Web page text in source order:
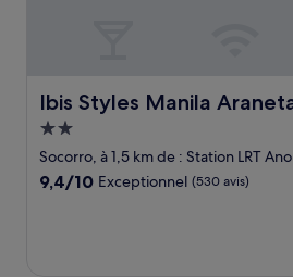
Ibis Styles Manila
Ibis Styles Manila Araneta City
Hébergement
2.0 étoiles
Socorro, à 1,5 km de : Station LRT
9.4
9,4/10 Exceptionnel (530 avis)